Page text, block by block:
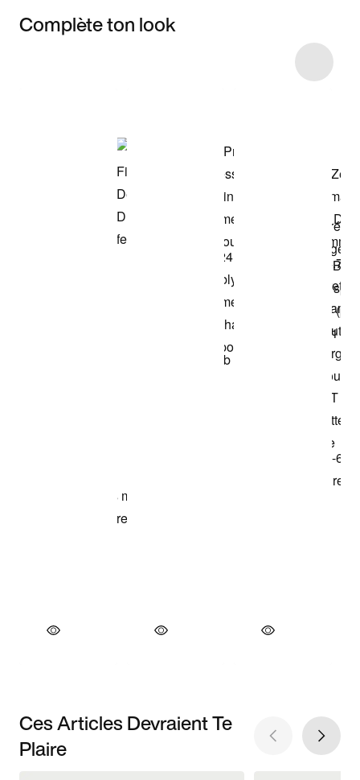
Complète ton look
Ces Articles Devraient Te
Plaire